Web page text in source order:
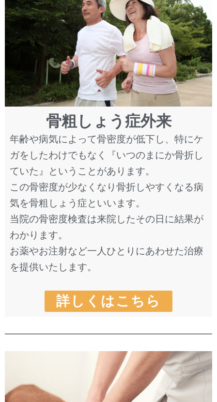
骨粗しょう症外来
年齢や病気によって骨密度が低下し、特にケ
ガをしたわけでもなく『いつのまにか骨折し
ていた』ということがあります。
この骨密度が少なくなり骨折しやすくなる病
気を骨粗しょう症といいます。
当院の骨密度検査は来院したその日に結果が
わかります。
お薬やお注射など一人ひとりにあわせた治療
を提供いたします。
詳しくはこちら